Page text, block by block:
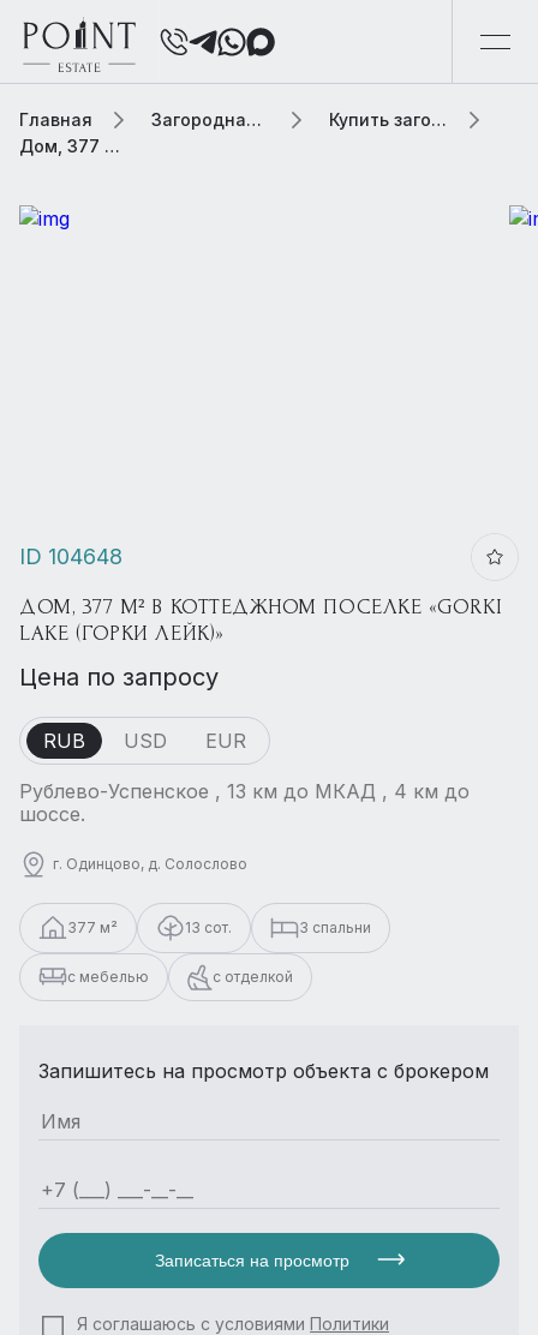
Главная Загородная элитная недвижимость
Купить загородную элитную недвижимость
Дом, 377 м² В коттеджном поселке «Gorki Lake (Горки Лейк)»
ID 104648
ДОМ, 377 М² В КОТТЕДЖНОМ ПОСЕЛКЕ «GORKI
LAKE (ГОРКИ ЛЕЙК)»
Цена по запросу
RUB USD EUR
Рублево-Успенское , 13 км до МКАД , 4 км до
шоссе.
г. Одинцово, д. Солослово
377 м² 13 сот. 3 спальни
с мебелью с отделкой
Запишитесь на просмотр объекта с брокером
Записаться на просмотр
Я соглашаюсь с условиями Политики